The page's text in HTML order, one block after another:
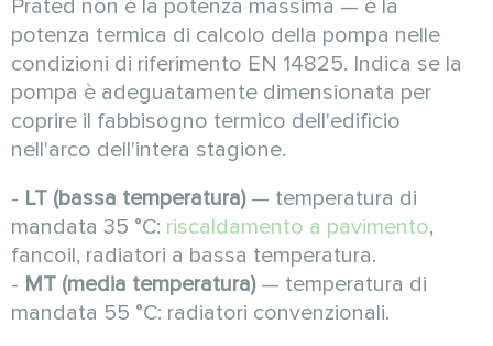
Prated non è la potenza massima — è la
potenza termica di calcolo della pompa nelle
condizioni di riferimento EN 14825. Indica se la
pompa è adeguatamente dimensionata per
coprire il fabbisogno termico dell'edificio
nell'arco dell'intera stagione.
- LT (bassa temperatura)— temperatura di
mandata 35 °C: riscaldamento a pavimento,
fancoil, radiatori a bassa temperatura.
- MT (media temperatura)— temperatura di
mandata 55 °C: radiatori convenzionali.